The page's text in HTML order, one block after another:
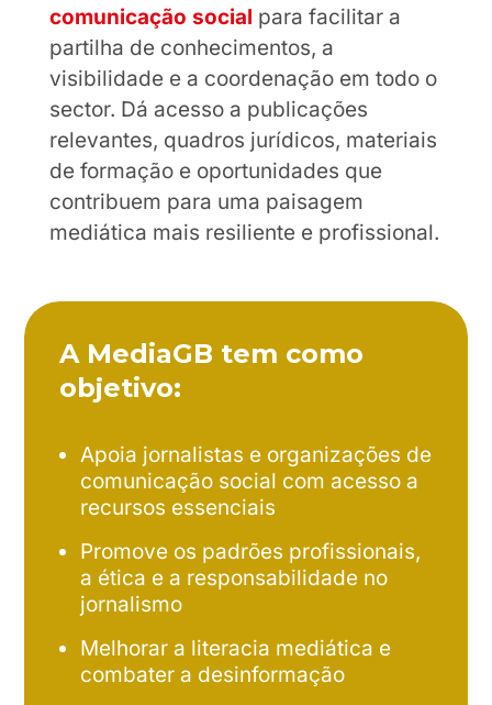
comunicação social para facilitar a
partilha de conhecimentos, a
visibilidade e a coordenação em todo o
sector. Dá acesso a publicações
relevantes, quadros jurídicos, materiais
de formação e oportunidades que
contribuem para uma paisagem
mediática mais resiliente e profissional.
A MediaGB tem como
objetivo:
Apoia jornalistas e organizações de
comunicação social com acesso a
recursos essenciais
Promove os padrões profissionais,
a ética e a responsabilidade no
jornalismo
Melhorar a literacia mediática e
combater a desinformação